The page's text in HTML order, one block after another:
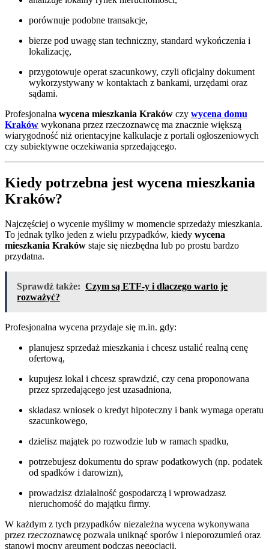
porównuje podobne transakcje,
bierze pod uwagę stan techniczny, standard wykończenia i
lokalizację,
przygotowuje operat szacunkowy, czyli oficjalny dokument
wykorzystywany w kontaktach z bankami, urzędami oraz
sądami.
Profesjonalna wycena mieszkania Kraków czy wycena domu
Kraków wykonana przez rzeczoznawcę ma znacznie większą
wiarygodność niż orientacyjne kalkulacje z portali ogłoszeniowych
czy subiektywne oczekiwania sprzedającego.
Kiedy potrzebna jest wycena mieszkania
Kraków?
Najczęściej o wycenie myślimy w momencie sprzedaży mieszkania.
To jednak tylko jeden z wielu przypadków, kiedy wycena
mieszkania Kraków staje się niezbędna lub po prostu bardzo
przydatna.
Sprawdź także: Czym są ETF-y i dlaczego warto je
rozważyć?
Profesjonalna wycena przydaje się m.in. gdy:
planujesz sprzedaż mieszkania i chcesz ustalić realną cenę
ofertową,
kupujesz lokal i chcesz sprawdzić, czy cena proponowana
przez sprzedającego jest uzasadniona,
składasz wniosek o kredyt hipoteczny i bank wymaga operatu
szacunkowego,
dzielisz majątek po rozwodzie lub w ramach spadku,
potrzebujesz dokumentu do spraw podatkowych (np. podatek
od spadków i darowizn),
prowadzisz działalność gospodarczą i wprowadzasz
nieruchomość do majątku firmy.
W każdym z tych przypadków niezależna wycena wykonywana
przez rzeczoznawcę pozwala uniknąć sporów i nieporozumień oraz
stanowi mocny argument podczas negocjacji.